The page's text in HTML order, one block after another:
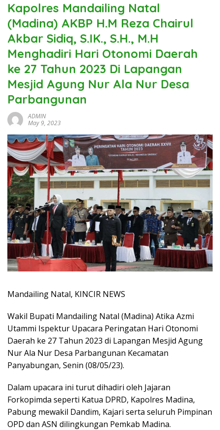
Kapolres Mandailing Natal
(Madina) AKBP H.M Reza Chairul
Akbar Sidiq, S.IK., S.H., M.H
Menghadiri Hari Otonomi Daerah
ke 27 Tahun 2023 Di Lapangan
Mesjid Agung Nur Ala Nur Desa
Parbangunan
ADMIN
May 9, 2023
Mandailing Natal, KINCIR NEWS
Wakil Bupati Mandailing Natal (Madina) Atika Azmi
Utammi Ispektur Upacara Peringatan Hari Otonomi
Daerah ke 27 Tahun 2023 di Lapangan Mesjid Agung
Nur Ala Nur Desa Parbangunan Kecamatan
Panyabungan, Senin (08/05/23).
Dalam upacara ini turut dihadiri oleh Jajaran
Forkopimda seperti Katua DPRD, Kapolres Madina,
Pabung mewakil Dandim, Kajari serta seluruh Pimpinan
OPD dan ASN dilingkungan Pemkab Madina.